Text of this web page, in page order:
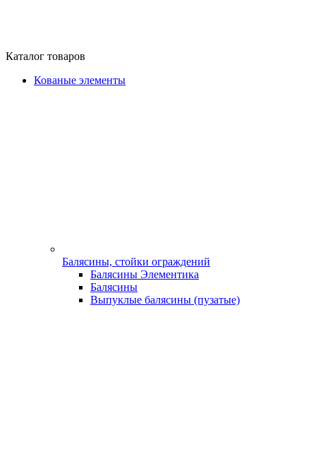
Каталог товаров
Кованые элементы
Балясины, стойки ограждений
Балясины Элементика
Балясины
Выпуклые балясины (пузатые)